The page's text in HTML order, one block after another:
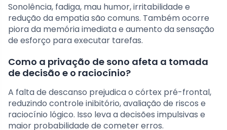
Sonolência, fadiga, mau humor, irritabilidade e
redução da empatia são comuns. Também ocorre
piora da memória imediata e aumento da sensação
de esforço para executar tarefas.
Como a privação de sono afeta a tomada
de decisão e o raciocínio?
A falta de descanso prejudica o córtex pré-frontal,
reduzindo controle inibitório, avaliação de riscos e
raciocínio lógico. Isso leva a decisões impulsivas e
maior probabilidade de cometer erros.